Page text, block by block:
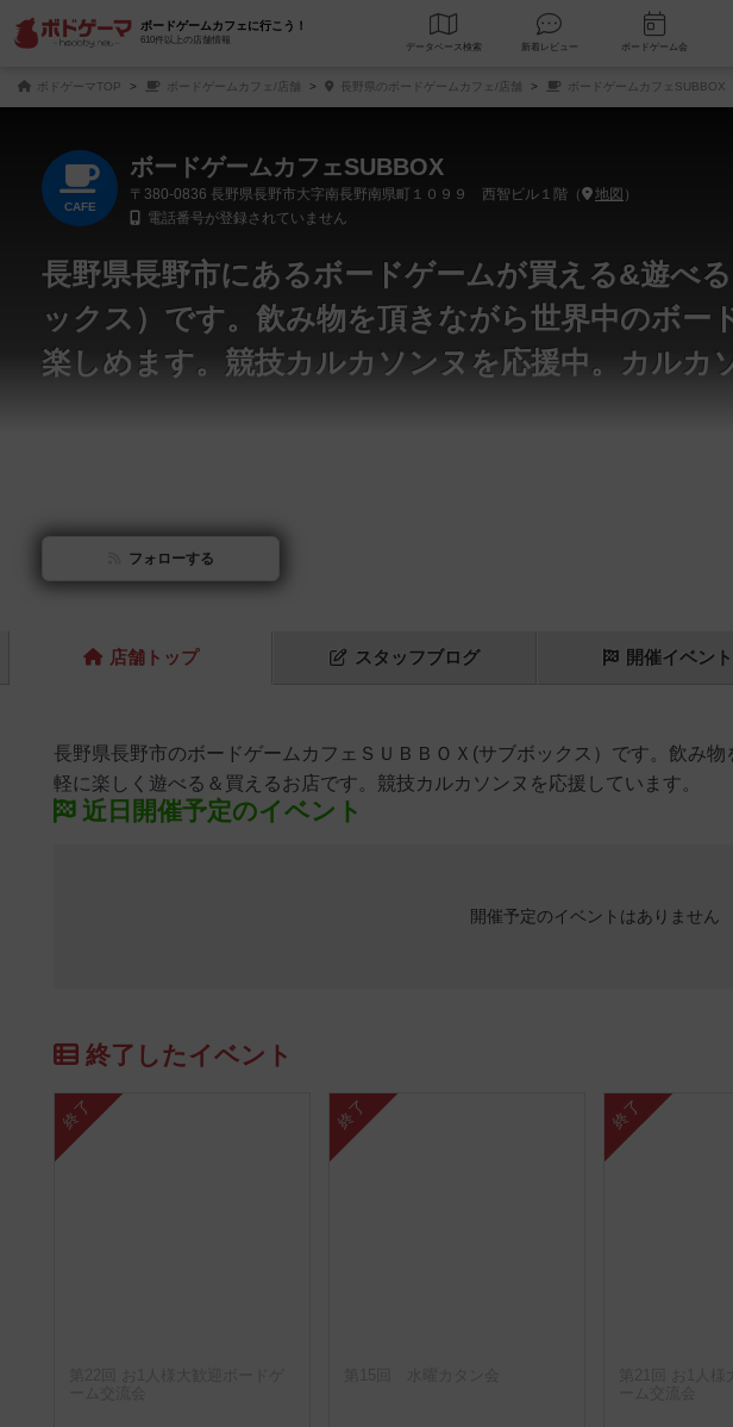
ボードゲームカフェに行こう！
610件以上の店舗情報
データベース 検索 新着レビュー ボード
ボドゲーマTOP ボードゲームカフェ/店舗 長野県のボードゲームカフェ/店舗 ボードゲームカフェSUBBOX
CAFE
ボードゲームカフェSUBBOX
〒380-0836 長野県長野市大字南長野南県町１０９９ 西智ビル１階（ 地図 ）
電話番号が登録されていません
長野県長野市にあるボードゲームが買える&遊べ
ックス）です。飲み物を頂きながら世界中のボー
楽しめます。競技カルカソンヌを応援中。カルカ
フォローする
店舗 トップ スタッフブログ 開催イベント
長野県長野市のボードゲームカフェＳＵＢＢＯＸ(サブボックス）です。飲み
軽に楽しく遊べる＆買えるお店です。競技カルカソンヌを応援しています。
近日開催予定のイベント
開催予定のイベントはありません
終了したイベント
終了 終了 終了